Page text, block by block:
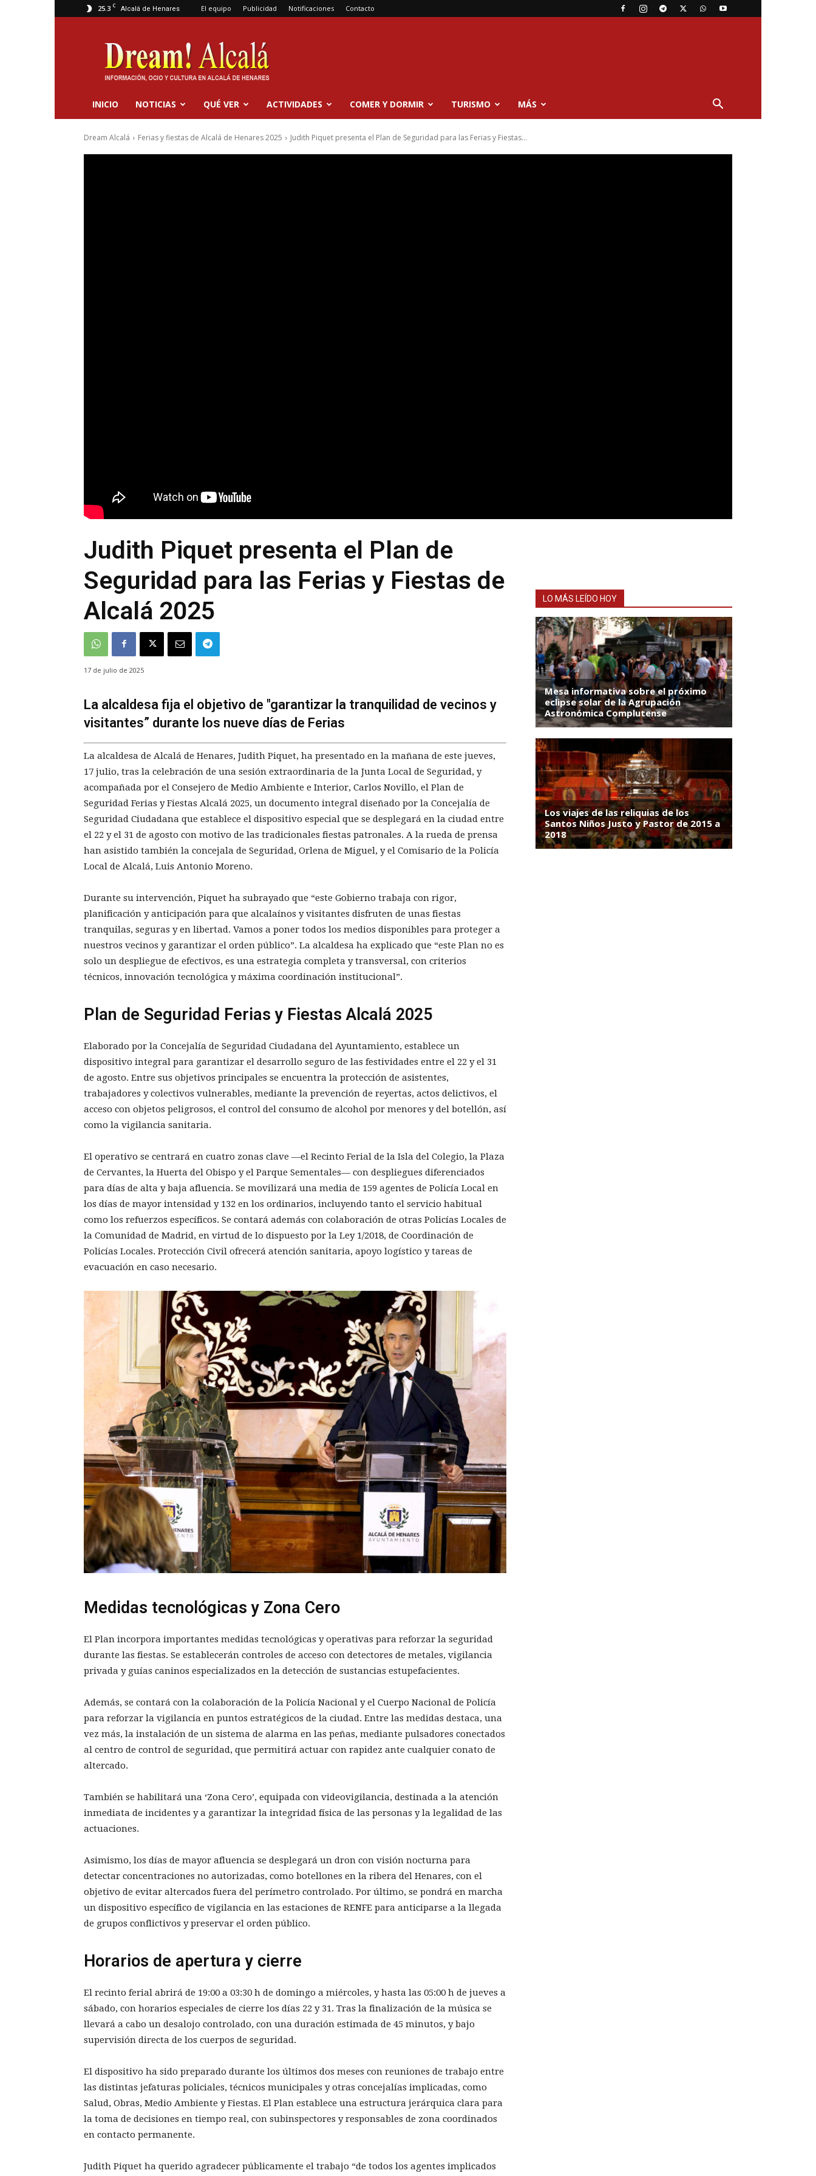
25.3 C Alcalá de Henares El equipo Publicidad Notificaciones Contacto
Dream
Alcalá
INICIO NOTICIAS QUÉ VER ACTIVIDADES COMER Y DORMIR TURISMO MÁS
Dream Alcalá Ferias y fiestas de Alcalá de Henares 2025 Judith Piquet presenta el Plan de Seguridad para las Ferias y Fiestas...
Judith Piquet presenta el Plan de
Seguridad para las Ferias y Fiestas de
Alcalá 2025
17 de julio de 2025
La alcaldesa fija el objetivo de "garantizar la tranquilidad de vecinos y
visitantes” durante los nueve días de Ferias
La alcaldesa de Alcalá de Henares, Judith Piquet, ha presentado en la mañana de este jueves,
17 julio, tras la celebración de una sesión extraordinaria de la Junta Local de Seguridad, y
acompañada por el Consejero de Medio Ambiente e Interior, Carlos Novillo, el Plan de
Seguridad Ferias y Fiestas Alcalá 2025, un documento integral diseñado por la Concejalía de
Seguridad Ciudadana que establece el dispositivo especial que se desplegará en la ciudad entre
el 22 y el 31 de agosto con motivo de las tradicionales fiestas patronales. A la rueda de prensa
han asistido también la concejala de Seguridad, Orlena de Miguel, y el Comisario de la Policía
Local de Alcalá, Luis Antonio Moreno.
Durante su intervención, Piquet ha subrayado que “este Gobierno trabaja con rigor,
planificación y anticipación para que alcalaínos y visitantes disfruten de unas fiestas
tranquilas, seguras y en libertad. Vamos a poner todos los medios disponibles para proteger a
nuestros vecinos y garantizar el orden público”. La alcaldesa ha explicado que “este Plan no es
solo un despliegue de efectivos, es una estrategia completa y transversal, con criterios
técnicos, innovación tecnológica y máxima coordinación institucional”.
Plan de Seguridad Ferias y Fiestas Alcalá 2025
Elaborado por la Concejalía de Seguridad Ciudadana del Ayuntamiento, establece un
dispositivo integral para garantizar el desarrollo seguro de las festividades entre el 22 y el 31
de agosto. Entre sus objetivos principales se encuentra la protección de asistentes,
trabajadores y colectivos vulnerables, mediante la prevención de reyertas, actos delictivos, el
acceso con objetos peligrosos, el control del consumo de alcohol por menores y del botellón, así
como la vigilancia sanitaria.
El operativo se centrará en cuatro zonas clave —el Recinto Ferial de la Isla del Colegio, la Plaza
de Cervantes, la Huerta del Obispo y el Parque Sementales— con despliegues diferenciados
para días de alta y baja afluencia. Se movilizará una media de 159 agentes de Policía Local en
los días de mayor intensidad y 132 en los ordinarios, incluyendo tanto el servicio habitual
como los refuerzos específicos. Se contará además con colaboración de otras Policías Locales de
la Comunidad de Madrid, en virtud de lo dispuesto por la Ley 1/2018, de Coordinación de
Policías Locales. Protección Civil ofrecerá atención sanitaria, apoyo logístico y tareas de
evacuación en caso necesario.
Medidas tecnológicas y Zona Cero
El Plan incorpora importantes medidas tecnológicas y operativas para reforzar la seguridad
durante las fiestas. Se establecerán controles de acceso con detectores de metales, vigilancia
privada y guías caninos especializados en la detección de sustancias estupefacientes.
Además, se contará con la colaboración de la Policía Nacional y el Cuerpo Nacional de Policía
para reforzar la vigilancia en puntos estratégicos de la ciudad. Entre las medidas destaca, una
vez más, la instalación de un sistema de alarma en las peñas, mediante pulsadores conectados
al centro de control de seguridad, que permitirá actuar con rapidez ante cualquier conato de
altercado.
También se habilitará una ‘Zona Cero’, equipada con videovigilancia, destinada a la atención
inmediata de incidentes y a garantizar la integridad física de las personas y la legalidad de las
actuaciones.
Asimismo, los días de mayor afluencia se desplegará un dron con visión nocturna para
detectar concentraciones no autorizadas, como botellones en la ribera del Henares, con el
objetivo de evitar altercados fuera del perímetro controlado. Por último, se pondrá en marcha
un dispositivo específico de vigilancia en las estaciones de RENFE para anticiparse a la llegada
de grupos conflictivos y preservar el orden público.
Horarios de apertura y cierre
El recinto ferial abrirá de 19:00 a 03:30 h de domingo a miércoles, y hasta las 05:00 h de jueves a
sábado, con horarios especiales de cierre los días 22 y 31. Tras la finalización de la música se
llevará a cabo un desalojo controlado, con una duración estimada de 45 minutos, y bajo
supervisión directa de los cuerpos de seguridad.
El dispositivo ha sido preparado durante los últimos dos meses con reuniones de trabajo entre
las distintas jefaturas policiales, técnicos municipales y otras concejalías implicadas, como
Salud, Obras, Medio Ambiente y Fiestas. El Plan establece una estructura jerárquica clara para
la toma de decisiones en tiempo real, con subinspectores y responsables de zona coordinados
en contacto permanente.
Judith Piquet ha querido agradecer públicamente el trabajo “de todos los agentes implicados
LO MÁS LEÍDO HOY